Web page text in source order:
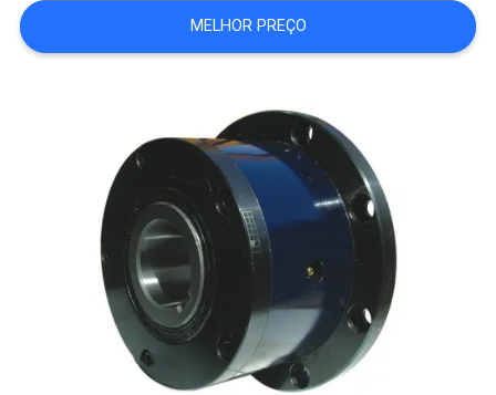
CONTACTE-
NOTÍCIA
ESTOJOS
PEÇA
UMAS
CITAÇÕES
MELHOR PREÇO